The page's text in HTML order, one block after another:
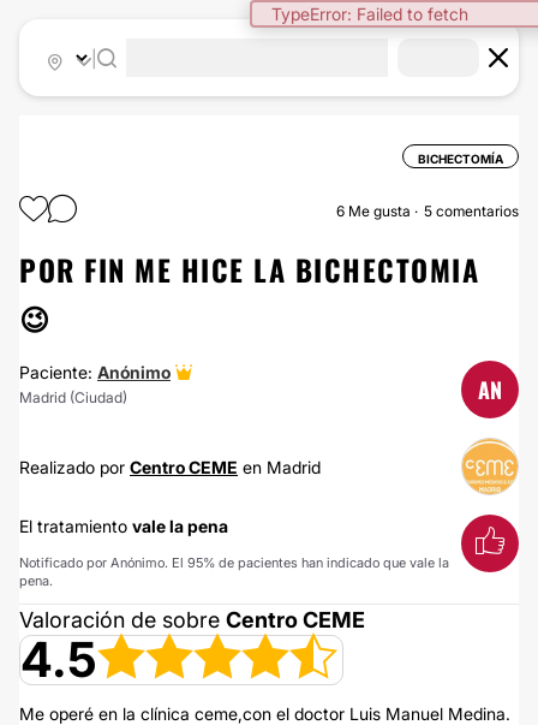
TypeError: Failed to fetch
BICHECTOMÍA
6 Me gusta 5 comentarios
POR FIN ME HICE LA BICHECTOMIA
😉
Paciente: Anónimo
Madrid (Ciudad) AN
Realizado por Centro CEME en Madrid
El tratamiento vale la pena
Notificado por Anónimo. El 95% de pacientes han indicado que vale la
pena.
Valoración de sobre Centro CEME
4.5
Me operé en la clínica ceme,con el doctor Luis Manuel Medina.